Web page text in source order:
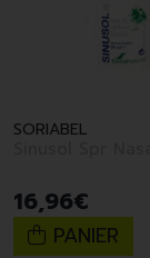
SORIABEL
16,96€
PANIER